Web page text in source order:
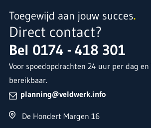
Toegewijd aan jouw succes.
Direct contact?
Bel 0174 - 418 301
Voor spoedopdrachten 24 uur per dag
bereikbaar.
planning@veldwerk.info
De Hondert Margen 16